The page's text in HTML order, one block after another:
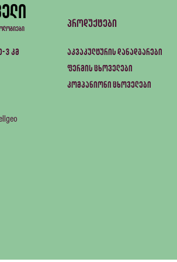
3 კმ
პროდუქტები
აკვაკულტურის დანადგარები
ფერმის ცხოველები
კომპანიონი ცხოველები